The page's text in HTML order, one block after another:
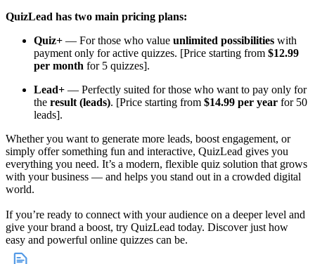
QuizLead has two main pricing plans:
Quiz+ — For those who value unlimited possibilities with
payment only for active quizzes. [Price starting from $12.99
per month for 5 quizzes].
Lead+ — Perfectly suited for those who want to pay only for
the result (leads). [Price starting from $14.99 per year for 50
leads].
Whether you want to generate more leads, boost engagement, or
simply offer something fun and interactive, QuizLead gives you
everything you need. It’s a modern, flexible quiz solution that grows
with your business — and helps you stand out in a crowded digital
world.
If you’re ready to connect with your audience on a deeper level and
give your brand a boost, try QuizLead today. Discover just how
easy and powerful online quizzes can be.